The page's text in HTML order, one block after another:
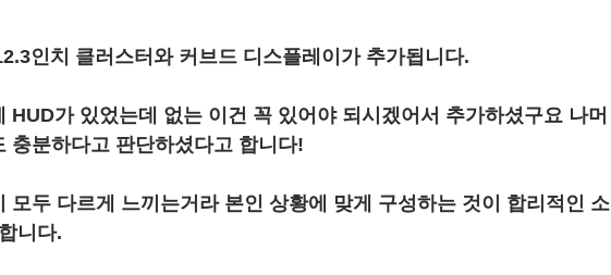
인치 클러스터와 커브드 디스플레이가 추가됩니다.
HUD가 있었는데 없는 이건 꼭 있어야 되시겠어서 추가하셨구요 나머
충분하다고 판단하셨다고 합니다!
모두 다르게 느끼는거라 본인 상황에 맞게 구성하는 것이 합리적인 소
니다.